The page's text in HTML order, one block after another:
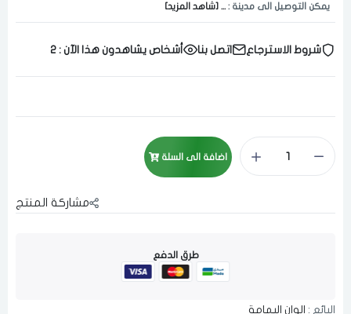
يمكن التوصيل الى مدينة :... [شاهد المزيد]
شروط الاسترجاع اتصل بنا أشخاص يشاهدون هذا الآن : 2
اضافة الى السلة
مشاركة المنتج
طرق الدفع
البائع : الوان اليمامة